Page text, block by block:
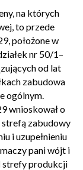
na których
to przede
położone w
nr 50/1–
od lat
zabudowa
ogólnym.
wnioskował o
strefą zabudowy
i uzupełnieniu
pani wójt i
strefy produkcji